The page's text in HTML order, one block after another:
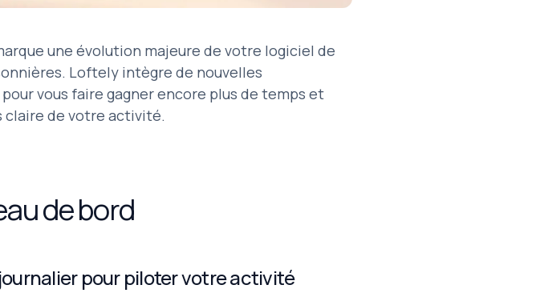
une évolution majeure de votre logiciel de
Loftely intègre de nouvelles
vous faire gagner encore plus de temps et
claire de votre activité.
de bord
pour piloter votre activité